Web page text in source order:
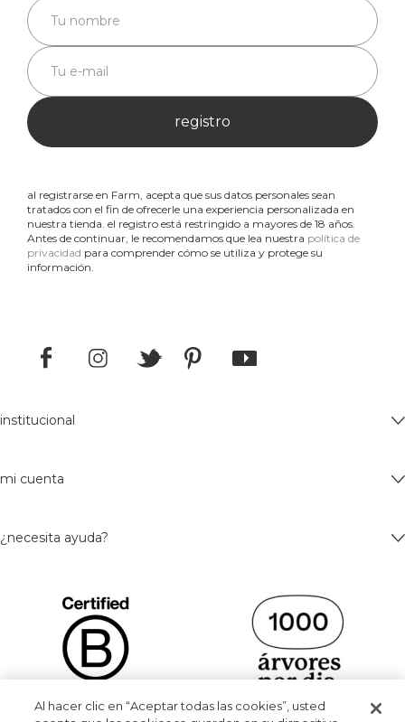
registro
al registrarse en Farm, acepta que sus datos personales sean
tratados con el fin de ofrecerle una experiencia personalizada en
nuestra tienda. el registro está restringido a mayores de 18 años.
Antes de continuar, le recomendamos que lea nuestra política de
privacidad para comprender cómo se utiliza y protege su
información.
institucional
mi cuenta
¿necesita ayuda?
Al hacer clic en “Aceptar todas las cookies”, usted